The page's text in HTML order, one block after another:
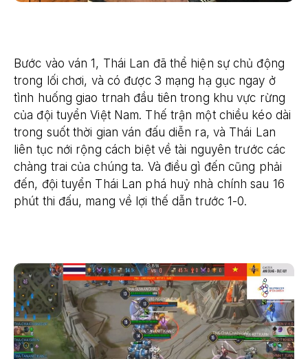
Bước vào ván 1, Thái Lan đã thể hiện sự chủ động
trong lối chơi, và có được 3 mạng hạ gục ngay ở
tình huống giao trnah đầu tiên trong khu vực rừng
của đội tuyển Việt Nam. Thế trận một chiều kéo dài
trong suốt thời gian ván đấu diễn ra, và Thái Lan
liên tục nới rộng cách biệt về tài nguyên trước các
chàng trai của chúng ta. Và điều gì đến cũng phải
đến, đội tuyển Thái Lan phá huỷ nhà chính sau 16
phút thi đấu, mang về lợi thế dẫn trước 1-0.